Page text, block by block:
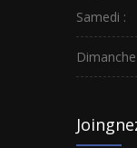
Samedi :